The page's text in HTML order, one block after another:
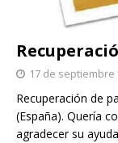
17 de septiembre
Recuperación de
(España). Quería
agradecer su